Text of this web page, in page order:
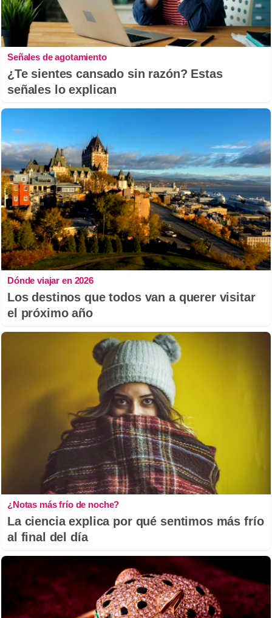
Señales de agotamiento
¿Te sientes cansado sin razón? Estas
señales lo explican
Dónde viajar en 2026
Los destinos que todos van a querer visitar
el próximo año
¿Notas más frío de noche?
La ciencia explica por qué sentimos más frío
al final del día